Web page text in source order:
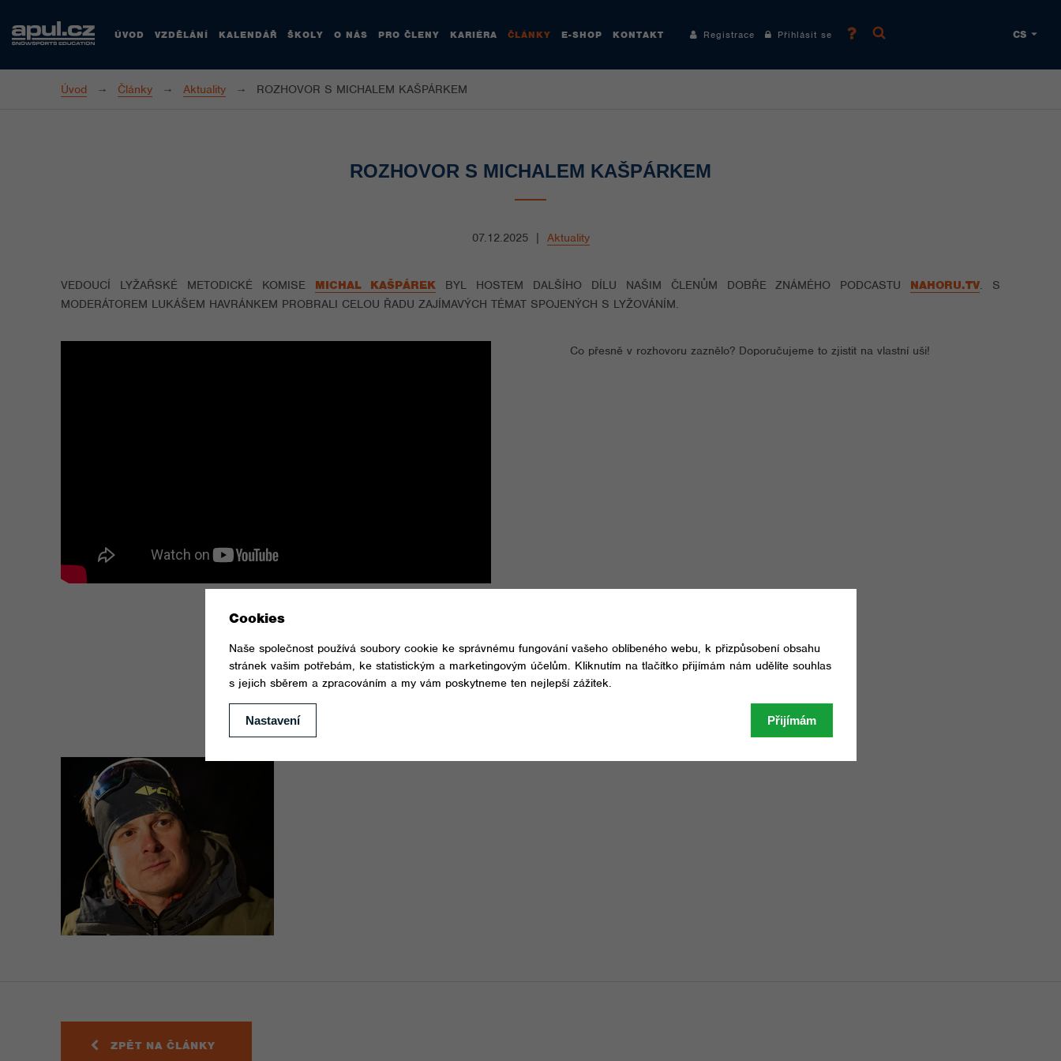
ÚVOD VZDĚLÁNÍ KALENDÁŘ ŠKOLY O NÁS PRO ČLENY KARIÉRA ČLÁNKY E-SHOP KONTAKT Registrace Přihlásit se CS
Úvod Články Aktuality ROZHOVOR S MICHALEM KAŠPÁRKEM
ROZHOVOR S MICHALEM KAŠPÁRKEM
07.12.2025 | Aktuality
VEDOUCÍ LYŽAŘSKÉ METODICKÉ KOMISE MICHAL KAŠPÁREK BYL HOSTEM DALŠÍHO DÍLU NAŠIM ČLENŮM DOBŘE ZNÁMÉHO PODCASTU NAHORU.TV. S
MODERÁTOREM LUKÁŠEM HAVRÁNKEM PROBRALI CELOU ŘADU ZAJÍMAVÝCH TÉMAT SPOJENÝCH S LYŽOVÁNÍM.
Co přesně v rozhovoru zaznělo? Doporučujeme to zjistit na vlastní uši!
ZPĚT NA ČLÁNKY